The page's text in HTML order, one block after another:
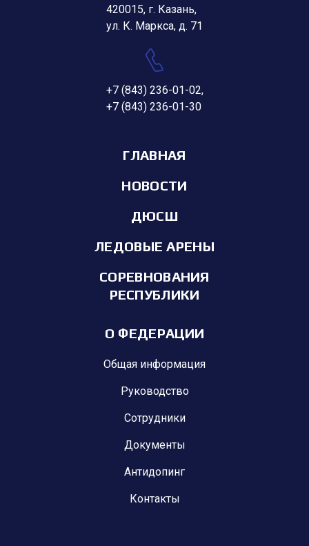
420015, г. Казань,
ул. К. Маркса, д. 71
+7 (843) 236-01-02,
+7 (843) 236-01-30
ГЛАВНАЯ
НОВОСТИ
ДЮСШ
ЛЕДОВЫЕ АРЕНЫ
СОРЕВНОВАНИЯ
РЕСПУБЛИКИ
О ФЕДЕРАЦИИ
Общая информация
Руководство
Сотрудники
Документы
Антидопинг
Контакты